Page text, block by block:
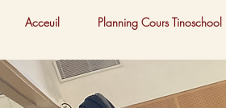
Acceuil Planning Cours Tinoschool